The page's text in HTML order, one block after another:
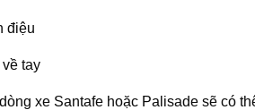
điệu
tay
xe Santafe hoặc Palisade sẽ có